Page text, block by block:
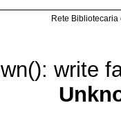
Rete
write